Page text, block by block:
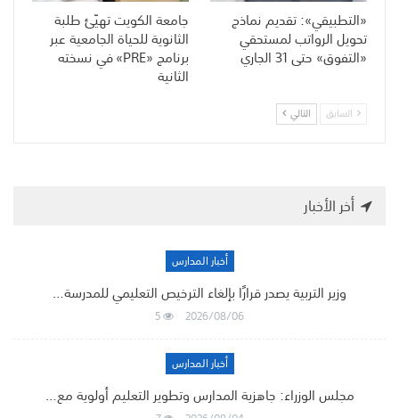
«التطبيقي»: تقديم نماذج
تحويل الرواتب لمستحقي
«التفوق» حتى 31 الجاري
جامعة الكويت تهيّئ طلبة
الثانوية للحياة الجامعية عبر
برنامج «PRE» في نسخته
الثانية
السابق التالي
أخر الأخبار
أخبار المدارس
وزير التربية يصدر قرارًا بإلغاء الترخيص التعليمي للمدرسة…
2026/08/06
5
أخبار المدارس
مجلس الوزراء: جاهزية المدارس وتطوير التعليم أولوية مع…